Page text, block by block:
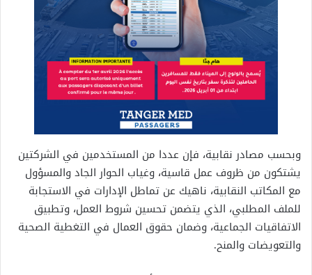
وبحسب مصادر نقابية، فإن عددا من المستخدمين في الشركتين
يشتكون من ظروف عمل قاسية، وغياب الحوار الجاد والمسؤول
مع المكاتب النقابية، ناهيك عن تماطل الإدارات في الاستجابة
للملف المطلبي، الذي يتضمن تحسين شروط العمل، وتطبيق
الاتفاقيات الجماعية، وضمان حقوق العمال في التغطية الصحية
والتعويضات والمنح.